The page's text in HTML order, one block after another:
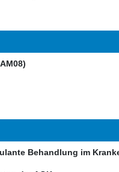
Behandlung im